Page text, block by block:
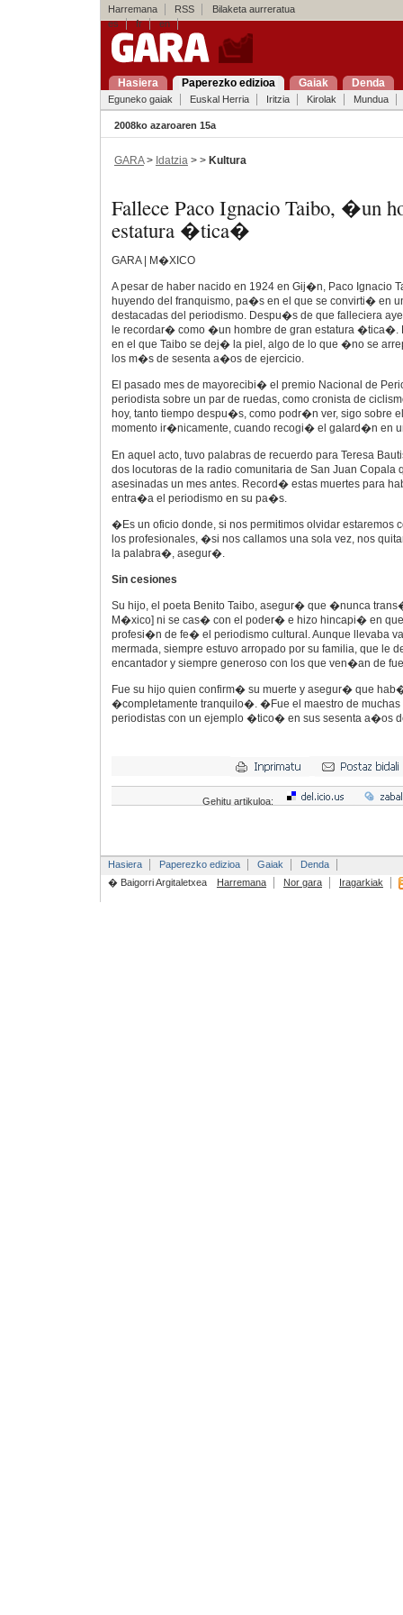
Harremana RSS
Bilaketa aurreratua
es
fr en
Hasiera Paperezko edizioa Gaiak Denda
Eguneko gaiak Euskal Herria Iritzia Kirolak Mundua
2008ko azaroaren 15a
GARA> Idatzia > > Kultura
Fallece Paco Ignacio Taibo, �un
estatura �tica�
GARA | M�XICO
A pesar de haber nacido en 1924 en Gij�n, Paco Ignacio
huyendo del franquismo, pa�s en el que se convirti� en
destacadas del periodismo. Despu�s de que falleciera
le recordar� como �un hombre de gran estatura �tica�.
en el que Taibo se dej� la piel, algo de lo que �no se
los m�s de sesenta a�os de ejercicio.
El pasado mes de mayorecibi� el premio Nacional de
periodista sobre un par de ruedas, como cronista de
hoy, tanto tiempo despu�s, como podr�n ver, sigo sobre
momento ir�nicamente, cuando recogi� el galard�n en
En aquel acto, tuvo palabras de recuerdo para Teresa
dos locutoras de la radio comunitaria de San Juan
asesinadas un mes antes. Record� estas muertes para
entra�a el periodismo en su pa�s.
�Es un oficio donde, si nos permitimos olvidar estaremos
los profesionales, �si nos callamos una sola vez, nos
la palabra�, asegur�.
Sin cesiones
Su hijo, el poeta Benito Taibo, asegur� que �nunca
M�xico] ni se cas� con el poder� e hizo hincapi� en
profesi�n de fe� el periodismo cultural. Aunque llevaba
mermada, siempre estuvo arropado por su familia, que le
encantador y siempre generoso con los que ven�an de
Fue su hijo quien confirm� su muerte y asegur� que
�completamente tranquilo�. �Fue el maestro de muchas
periodistas con un ejemplo �tico� en sus sesenta a�os
Gehitu artikuloa:
Hasiera Paperezko edizioa Gaiak
Denda
� Baigorri Argitaletxea
Harremana Nor gara Iragarkiak